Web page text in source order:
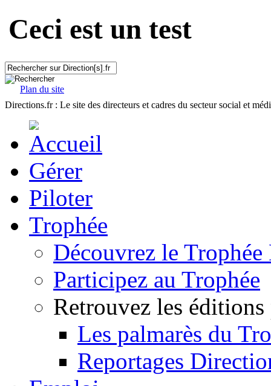
Ceci est un test
Plan du site
Directions.fr : Le site des directeurs et cadres du secteur social et
Gérer
Piloter
Trophée
Découvrez le
Participez au Trophée
Retrouvez les éditions
Les palmarès du
Reportages